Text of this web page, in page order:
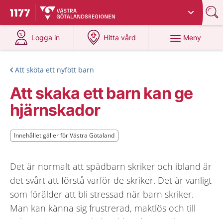
Till startsidan för 1177
Du har valt region
Logga in
på 1177.se
Hitta vård
på 1177.se
Meny
Att sköta ett nyfött barn
Att skaka ett barn kan ge
hjärnskador
Innehållet gäller för Västra Götaland
Innehållet gäller för Västra Götaland
Det är normalt att spädbarn skriker och ibland är
det svårt att förstå varför de skriker. Det är vanligt
som förälder att bli stressad när barn skriker.
Man kan känna sig frustrerad, maktlös och till